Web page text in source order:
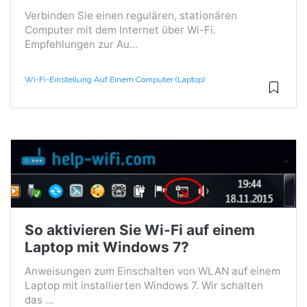
Verbinden Sie einen regulären, stationären
Computer mit dem Internet über Wi-Fi.
Empfehlungen zur Au...
Wi-Fi-Einstellung Auf Einem Computer (Laptop)
So aktivieren Sie Wi-Fi auf einem
Laptop mit Windows 7?
Anweisungen zum Einschalten von WLAN auf einem
Laptop mit installierten Windows 7. Wir schalten
das ...